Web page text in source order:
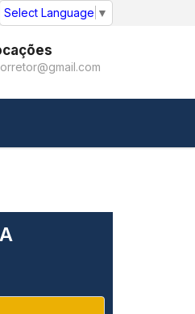
Select Language ▼